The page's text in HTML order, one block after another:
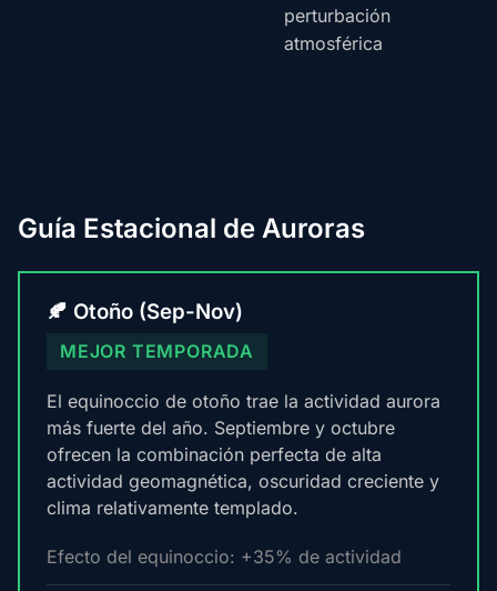
perturbación
atmosférica
Guía Estacional de Auroras
🍂 Otoño (Sep-Nov)
MEJOR TEMPORADA
El equinoccio de otoño trae la actividad aurora
más fuerte del año. Septiembre y octubre
ofrecen la combinación perfecta de alta
actividad geomagnética, oscuridad creciente y
clima relativamente templado.
Efecto del equinoccio: +35% de actividad